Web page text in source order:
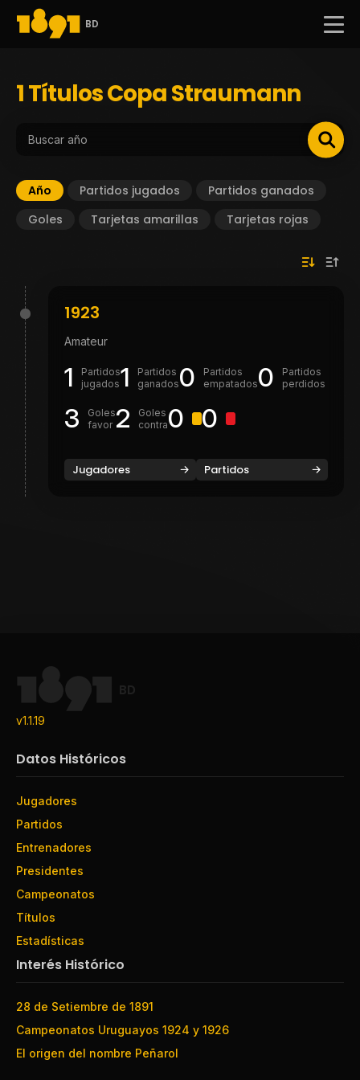
BD
1 Títulos Copa Straumann
Año Partidos jugados
Partidos ganados
Goles
Tarjetas amarillas Tarjetas rojas
1923
Amateur
1
Partidos
jugados1
Partidos
ganados0
Partidos
empatados0
Partidos
perdidos
3
Goles
favor 2
Goles
contra0 0
Jugadores Partidos
BD
v1.1.19
Datos Históricos
Jugadores
Partidos
Entrenadores
Presidentes
Campeonatos
Títulos
Estadísticas
Interés Histórico
28 de Setiembre de 1891
Campeonatos Uruguayos 1924 y 1926
El origen del nombre Peñarol